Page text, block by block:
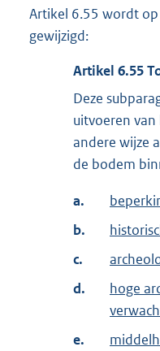
Artikel 6.55 wordt
gewijzigd:
Artikel 6.55
Deze
uitvoeren
andere wijze
de bodem
a.
b.
c.
d.
hoge
e.